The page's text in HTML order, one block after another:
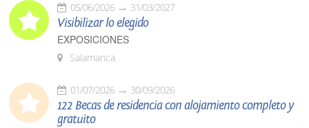
05/06/2026 31/03/2027
Visibilizar lo elegido
EXPOSICIONES
Salamanca
01/07/2026 30/09/2026
122 Becas de residencia con alojamiento completo y
gratuito